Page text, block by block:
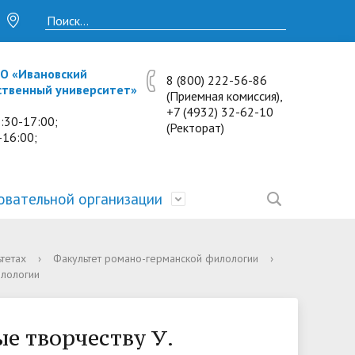
«Ивановский
университет»
17:00;
8 (800) 222-56-86
(Приемная комиссия),
+7 (4932) 32-62-10
(Ректорат)
• Исследования и проекты
• Платные образовательные услуги
Лекции по предметам
• Калькулятор пени
• Отзывы выпускников
организации
• Образование
образовательного процесса.
› Факультет романо-германской филологии
›
творчеству У.